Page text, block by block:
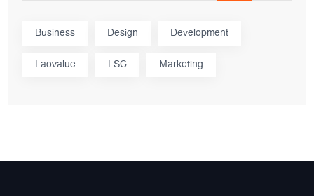
Business Design Development
Laovalue LSC Marketing